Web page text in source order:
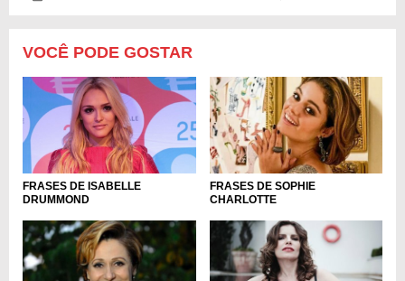
VOCÊ PODE GOSTAR
FRASES DE ISABELLE
DRUMMOND
FRASES DE SOPHIE
CHARLOTTE